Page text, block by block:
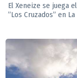
El Xeneize se juega
”Los Cruzados” en